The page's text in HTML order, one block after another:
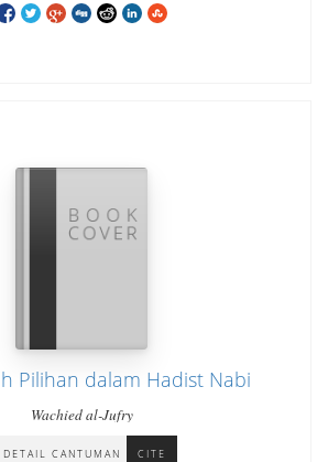
Pilihan dalam Hadist Nabi
Wachied al-Jufry
DETAIL CANTUMAN CITE